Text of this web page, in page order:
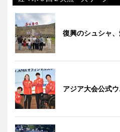
復興のシュシャ
アジア大会公式